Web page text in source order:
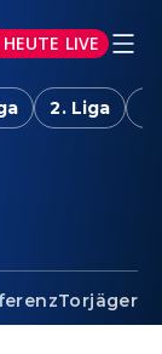
HEUTE LIVE
2. Liga
Torjäger